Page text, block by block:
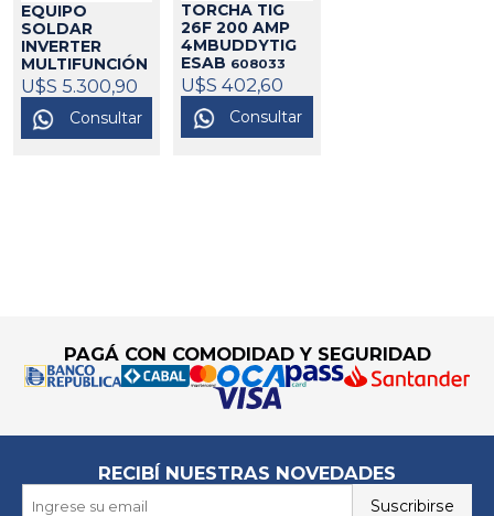
EQUIPO
SOLDAR
INVERTER
MULTIFUNCIÓN
REBEL 215IC
ESAB REBEL
607042
U$S 5.300,90
Consultar
TORCHA TIG
26F 200 AMP
4MBUDDYTIG
ESAB 608033
U$S 402,60
Consultar
PAGÁ CON COMODIDAD Y SEGURIDAD
RECIBÍ NUESTRAS NOVEDADES
Suscribirse